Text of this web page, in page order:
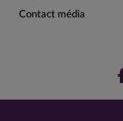
Contact média